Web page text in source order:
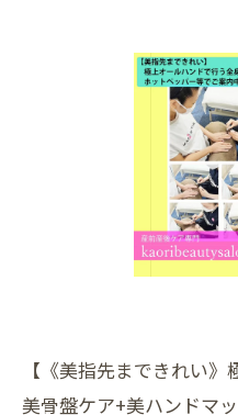
【《美指先まできれい
美骨盤ケア+美ハンドマ